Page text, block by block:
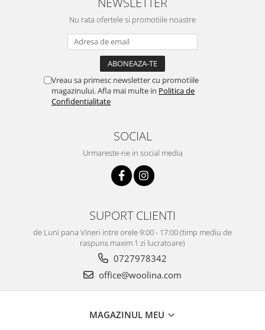
Nu rata ofertele si promotiile noastre
Vreau sa primesc newsletter cu promotiile
magazinului. Afla mai multe in Politica de
Confidentialitate
SOCIAL
Urmareste-ne in social media
SUPORT CLIENTI
de Luni pana Vineri intre orele 9:00 - 17:00 (timp mediu de
raspuns maxim 1 zi lucratoare)
0727978342
office@woolina.com
MAGAZINUL MEU